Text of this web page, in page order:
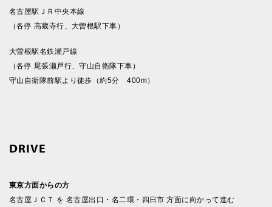
名古屋駅ＪＲ中央本線
（各停 高蔵寺行、大曽根駅下車）
大曽根駅名鉄瀬戸線
（各停 尾張瀬戸行、守山自衛隊下車）
守山自衛隊前駅より徒歩（約5分 400m）
DRIVE
東京方面からの方
名古屋ＪＣＴ を 名古屋出口・名二環・四日市 方面に向かって進む